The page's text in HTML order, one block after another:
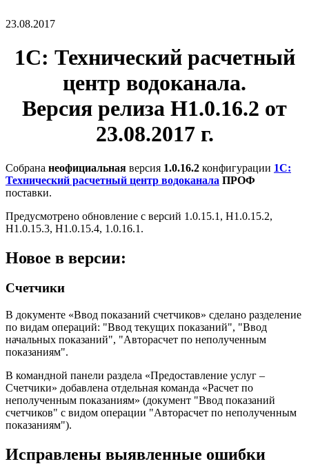
23.08.2017
1С: Технический расчетный
центр водоканала.
Версия релиза Н1.0.16.2 от
23.08.2017 г.
Собрана неофициальная версия 1.0.16.2 конфигурации 1С:
Технический расчетный центр водоканала ПРОФ
поставки.
Предусмотрено обновление с версий 1.0.15.1, H1.0.15.2,
H1.0.15.3, H1.0.15.4, 1.0.16.1.
Новое в версии:
Счетчики
В документе «Ввод показаний счетчиков» сделано разделение
по видам операций: "Ввод текущих показаний", "Ввод
начальных показаний", "Авторасчет по неполученным
показаниям".
В командной панели раздела «Предоставление услуг –
Счетчики» добавлена отдельная команда «Расчет по
неполученным показаниям» (документ "Ввод показаний
счетчиков" с видом операции "Авторасчет по неполученным
показаниям").
Исправлены выявленные ошибки